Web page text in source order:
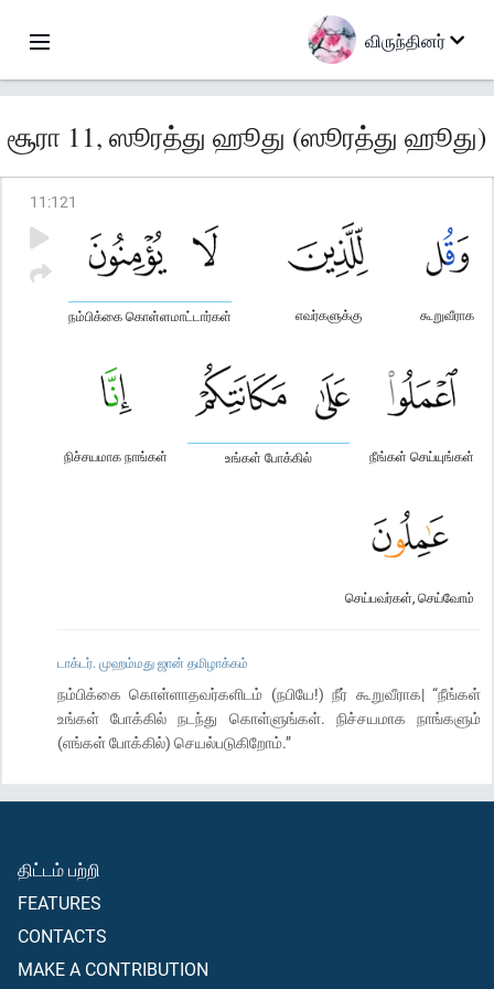
விருந்தினர்
சூரா 11, ஸூரத்து ஹூது (ஸூரத்து ஹூது)
11 :121
கூறுவீராக
எவர்களுக்கு
நம்பிக்கை கொள்ளமாட்டார்கள்
நீங்கள் செய்யுங்கள்
உங்கள் போக்கில்
நிச்சயமாக நாங்கள்
செய்பவர்கள், செய்வோம்
டாக்டர். முஹம்மது ஜான் தமிழாக்கம்
நம்பிக்கை கொள்ளாதவர்களிடம் (நபியே!) நீர் கூறுவீராக| “நீங்கள்
உங்கள் போக்கில் நடந்து கொள்ளுங்கள். நிச்சயமாக நாங்களும்
(எங்கள் போக்கில்) செயல்படுகிறோம்.”
திட்டம் பற்றி
FEATURES
CONTACTS
MAKE A CONTRIBUTION